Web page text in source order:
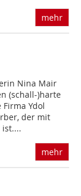
mehr
Nina Mair
(schall-)harte
Ydol
der mit
mehr